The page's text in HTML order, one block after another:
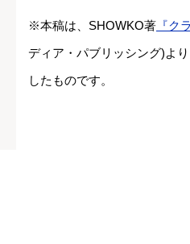
※本稿は、SHOWKO著 『ク
ディア・パブリッシング)よ
したものです。